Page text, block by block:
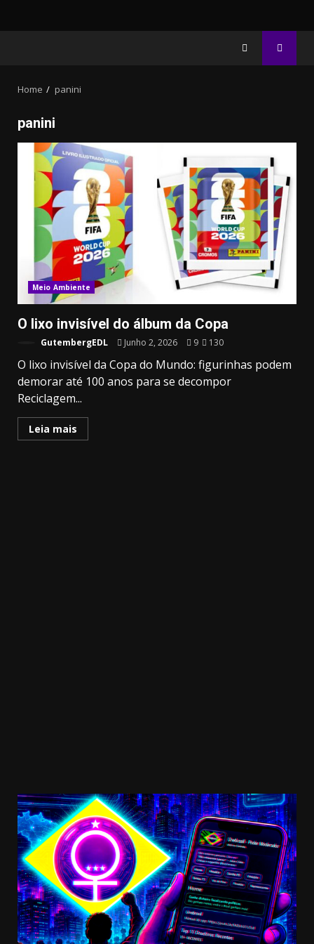
Home panini
panini
Meio Ambiente
O lixo invisível do álbum da Copa
GutembergEDL Junho 2, 2026 9 130
O lixo invisível da Copa do Mundo: figurinhas podem
demorar até 100 anos para se decompor
Reciclagem...
Leia mais
20.03k
10.05k 32.00k
3.91k
2.09k
11000